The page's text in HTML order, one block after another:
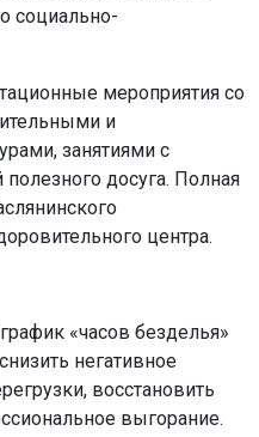
социально-
мероприятия со
и
занятиями с
досуга. Полная
центра.
«часов безделья»
негативное
восстановить
выгорание.